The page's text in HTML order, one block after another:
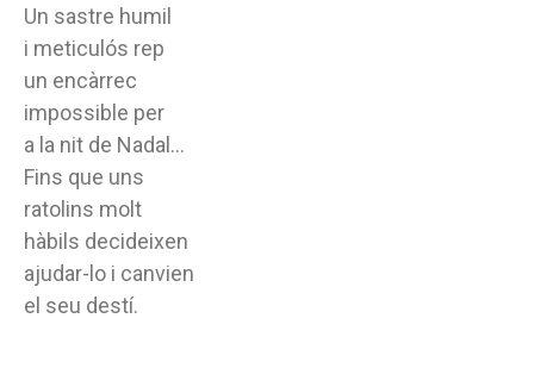
Un sastre humil
i meticulós rep
un encàrrec
impossible per
a la nit de Nadal…
Fins que uns
ratolins molt
hàbils decideixen
ajudar-lo i canvien
el seu destí.